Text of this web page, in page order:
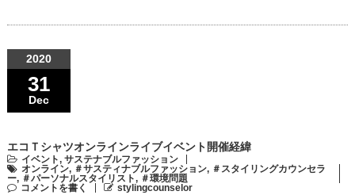
2020
31
Dec
エコＴシャツオンラインライブイベント開催経緯
イベント, サステナブルファッション
オンライン, ＃サスティナブルファッション, ＃スタイリングカウンセラ
ー, ＃パーソナルスタイリスト, ＃環境問題
コメントを書く
stylingcounselor